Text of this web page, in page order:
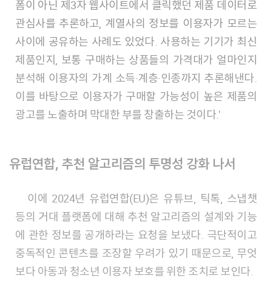
폼이 아닌 제3자 웹사이트에서 클릭했던 제품 데이터로
관심사를 추론하고, 계열사의 정보를 이용자가 모르는
사이에 공유하는 사례도 있었다. 사용하는 기기가 최신
제품인지, 보통 구매하는 상품들의 가격대가 얼마인지
분석해 이용자의 가계 소득·계층·인종까지 추론해낸다.
이를 바탕으로 이용자가 구매할 가능성이 높은 제품의
광고를 노출하며 막대한 부를 창출하는 것이다.'
유럽연합, 추천 알고리즘의 투명성 강화 나서
이에 2024년 유럽연합(EU)은 유튜브, 틱톡, 스냅챗
등의 거대 플랫폼에 대해 추천 알고리즘의 설계와 기능
에 관한 정보를 공개하라는 요청을 보냈다. 극단적이고
중독적인 콘텐츠를 조장할 우려가 있기 때문으로, 무엇
보다 아동과 청소년 이용자 보호를 위한 조치로 보인다.